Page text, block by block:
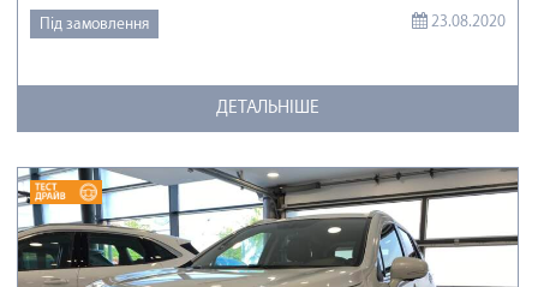
Під замовлення 23.08.2020
ДЕТАЛЬНІШЕ